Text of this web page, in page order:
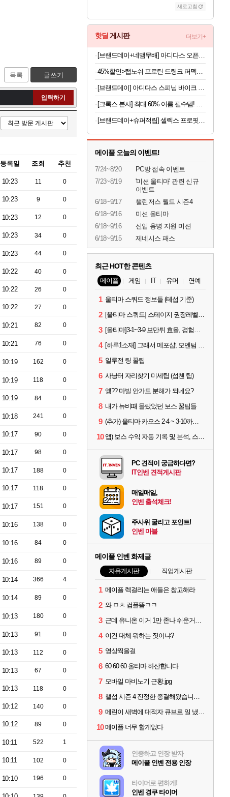
목록 글쓰기
입력하기
등록일 조회 추천
10:23 11 0
10:23 9 0
10:23 12 0
10:23 34 0
10:23 44 0
10:22 40 0
10:22 26 0
10:22 27 0
10:21 82 0
10:21 76 0
10:19 162 0
10:19 118 0
10:19 84 0
10:18 241 0
10:17 90 0
10:17 98 0
10:17 188 0
10:17 118 0
10:17 151 0
10:16 138 0
10:16 84 0
10:16 89 0
10:14 366 4
10:14 89 0
10:13 180 0
10:13 91 0
10:13 112 0
10:13 67 0
10:13 118 0
10:12 140 0
10:12 89 0
10:11 522 1
10:11 102 0
10:10 196 0
새로고침
핫딜 게시판 더보기+
[브랜드데이+슈퍼적립] 셀렉스 프로핏 Sports 드링크 와일드 초코, 350ml, 20개 [원산지:상세설명에 표시]
메이플 오늘의 이벤트!
7/24~8/20
PC방 접속 이벤트
7/23~8/19
'미션 울티마' 관련 신규
이벤트
6/18~9/17
챌린저스 월드 시즌4
6/18~9/16
미션 울티마
6/18~9/16
신입 용병 지원 미션
6/18~9/15
제네시스 패스
최근 HOT한 콘텐츠
메이플 게임 IT 유머 연예
1 울티마 스쿼드 정보들 (테섭 기준)
2 [울티마 스쿼드] 스테이지 권장레벨, 잠재옵션표, 스킬퍼뎀, 장비 리스트 및 능력치 공유
3 [울티마]3-1~3-9 보만튀 효율, 경험치 공략 및 소소한 컨트롤 팁
4 [하루1소재] 그래서 메포샵, 모멘텀 효율 얼마나 좋음?
5 일루전 링 꿀팁
6 사냥터 자리찾기 미세팁 (섭첸 팁)
7 엥?? 마빌 안가도 분해가 되네요?
8 내가 뉴비때 몰랐었던 보스 꿀팁들
9 (추가) 울티마 카오스 2-4 ~ 3-10까지 공략 스펙 및 팁 공유
10 앱) 보스 수익 자동 기록 및 분석, 스케줄러 알림
PC 견적이 궁금하다면?
IT인벤 견적게시판
매일매일,
인벤 출석체크!
주사위 굴리고 포인트!
인벤 마블
메이플 인벤 화제글
자유게시판 직업게시판
1 메이플 렉걸리는 애들은 참고해라
2 와 ㅁㅊ 컴플뜸ㅋㅋ
3 근데 유니온 이거 1만 존나 쉬운거같은데
4 이건 대체 뭐하는 짓이냐?
5 영상찍을걸
6 60 60 60 울티마 하산합니다
7 모바일 마비노기 근황.jpg
8 챌섭 시즌 4 진정한 종결해왔습니다.+싸이버거 주사위 완
9 메린이 새벽에 대적자 큐브로 일 냈읍니다...
10 메이플 너무 할게없다
인증하고 인장 받자
메이플 인벤 전용 인장
타이머로 편하게!
인벤 경쿠 타이머